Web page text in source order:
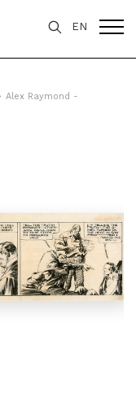
EN
Alex Raymond -